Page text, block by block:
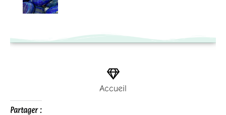
Accueil
Partager :